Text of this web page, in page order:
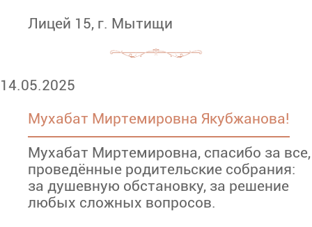
Лицей 15, г. Мытищи
14.05.2025
Мухабат Миртемировна Якубжанова!
Мухабат Миртемировна, спасибо за все,
проведённые родительские собрания:
за душевную обстановку, за решение
любых сложных вопросов.